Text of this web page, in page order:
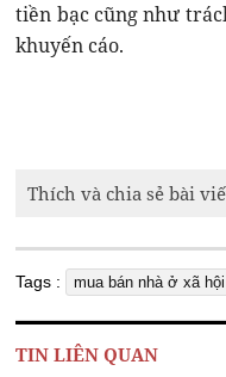
tiền bạc cũng như
khuyến cáo.
Thích và chia sẻ bài
Tags : mua bán nhà ở xã hội
TIN LIÊN QUAN